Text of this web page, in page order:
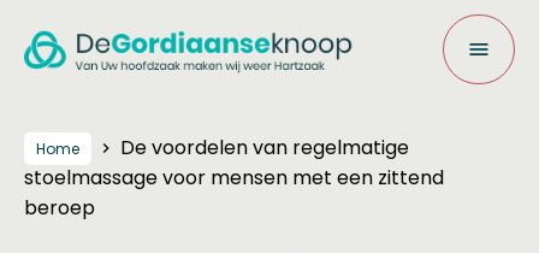
Home
De voordelen van regelmatige
stoelmassage voor mensen met een zittend
beroep